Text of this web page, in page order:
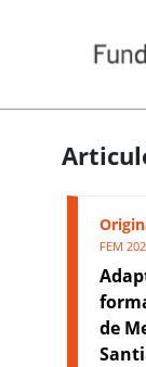
FEM
de